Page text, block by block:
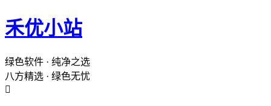
禾优小站
绿色软件 · 纯净之选
八方精选 · 绿色无忧
